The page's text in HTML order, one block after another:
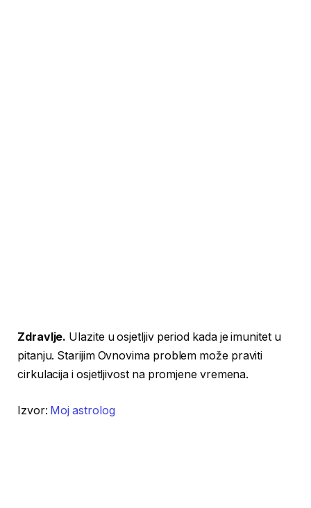
Zdravlje. Ulazite u osjetljiv period kada je imunitet u
pitanju. Starijim Ovnovima problem može praviti
cirkulacija i osjetljivost na promjene vremena.
Izvor: Moj astrolog